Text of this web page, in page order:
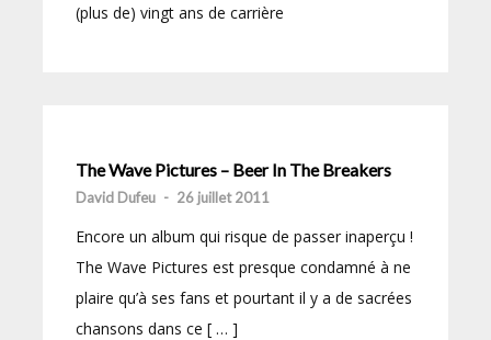
(plus de) vingt ans de carrière
The Wave Pictures – Beer In The Breakers
David Dufeu - 26 juillet 2011
Encore un album qui risque de passer inaperçu !
The Wave Pictures est presque condamné à ne
plaire qu’à ses fans et pourtant il y a de sacrées
chansons dans ce [ … ]